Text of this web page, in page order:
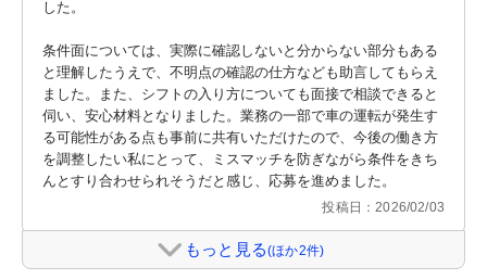
した。
条件面については、実際に確認しないと分からない部分もある
と理解したうえで、不明点の確認の仕方なども助言してもらえ
ました。また、シフトの入り方についても面接で相談できると
伺い、安心材料となりました。業務の一部で車の運転が発生す
る可能性がある点も事前に共有いただけたので、今後の働き方
を調整したい私にとって、ミスマッチを防ぎながら条件をきち
んとすり合わせられそうだと感じ、応募を進めました。
投稿日：2026/02/03
もっと見る(ほか2件)